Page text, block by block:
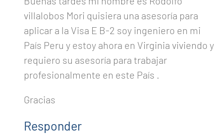
villalobos Mori quisiera una asesoría para
aplicar a la Visa E B-2 soy ingeniero en mi
País Peru y estoy ahora en Virginia viviendo y
requiero su asesoría para trabajar
profesionalmente en este País .
Gracias
Responder